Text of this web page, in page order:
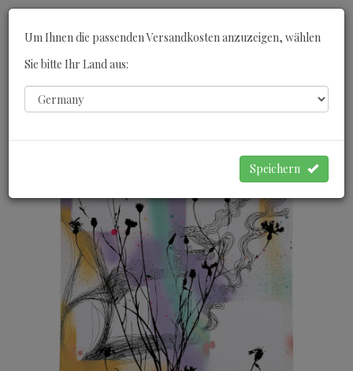
Um Ihnen die passenden Versandkosten anzuzeigen, wählen
Sie bitte Ihr Land aus:
Speichern